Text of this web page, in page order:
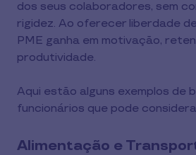
dos seus colaboradores, sem
rigidez. Ao oferecer liberdade
PME ganha em motivação,
produtividade.
Aqui estão alguns exemplos de
funcionários que pode
Alimentação e